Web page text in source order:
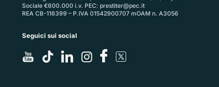
Sociale €600.000 i.v. PEC: prestiter@pec.it
REA CB-116399 – P.IVA 01542900707 mOAM n. A3056
Seguici sui social